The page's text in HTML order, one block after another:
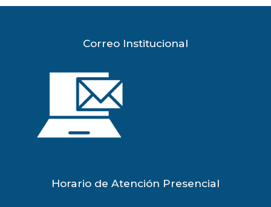
Correo Institucional
Horario de Atención Presencial